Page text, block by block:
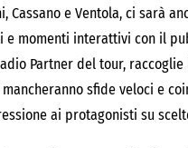
Cassano e Ventola, ci sarà
e momenti interattivi con il
Partner del tour,
sfide veloci e
ai protagonisti su